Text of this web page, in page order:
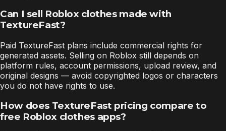
Can I sell Roblox clothes made with
TextureFast?
Paid TextureFast plans include commercial rights for
generated assets. Selling on Roblox still depends on
platform rules, account permissions, upload review, and
original designs — avoid copyrighted logos or characters
you do not have rights to use.
How does TextureFast pricing compare to
free Roblox clothes apps?